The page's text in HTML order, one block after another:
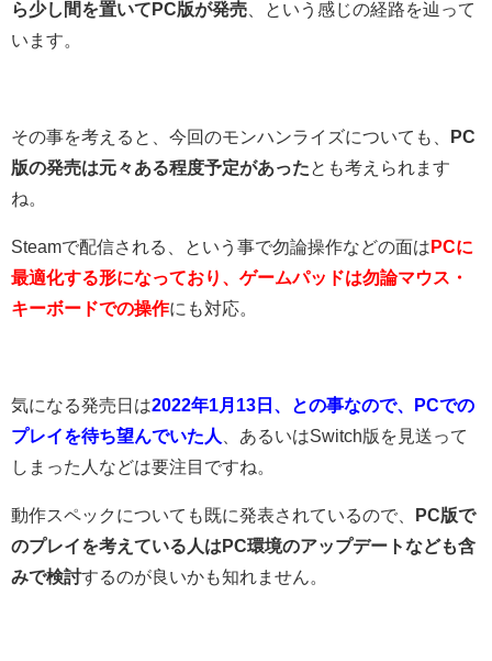
ら少し間を置いてPC版が発売 、という感じの経路を辿って
います。
その事を考えると、今回のモンハンライズについても、
PC
版の発売は元々ある程度予定があったとも考えられます
ね。
Steamで配信される、という事で勿論操作などの面は PCに
最適化する形になっており、ゲームパッドは勿論マウス・
キーボードでの操作にも対応。
気になる発売日は2022年1月13日、との事なので、PCでの
プレイを待ち望んでいた人
、あるいはSwitch版を見送って
しまった人などは要注目ですね。
動作スペックについても既に発表されているので、
PC版で
のプレイを考えている人はPC環境のアップデートなども含
みで検討するのが良いかも知れません。